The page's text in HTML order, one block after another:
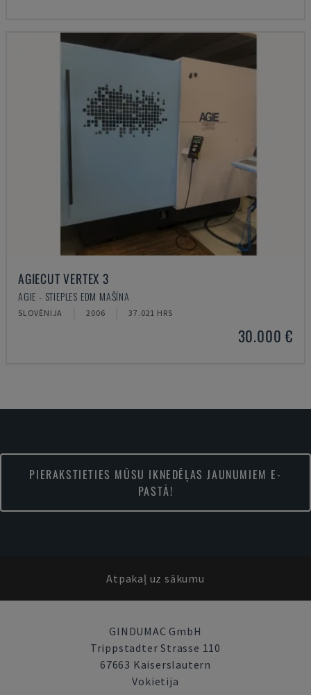
AGIECUT VERTEX 3
AGIE - STIEPLES EDM MAŠĪNA
SLOVĒNIJA 2006 37.021 HRS
30.000 €
PIERAKSTIETIES MŪSU IKNEDĒĻAS JAUNUMIEM E-
PASTĀ!
Atpakaļ uz sākumu
GINDUMAC GmbH
Trippstadter Strasse 110
67663 Kaiserslautern
Vokietija